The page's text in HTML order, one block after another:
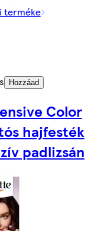
terméke
Hozzáad
Color
hajfesték
padlizsán